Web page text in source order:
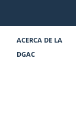
ACERCA DE LA
DGAC